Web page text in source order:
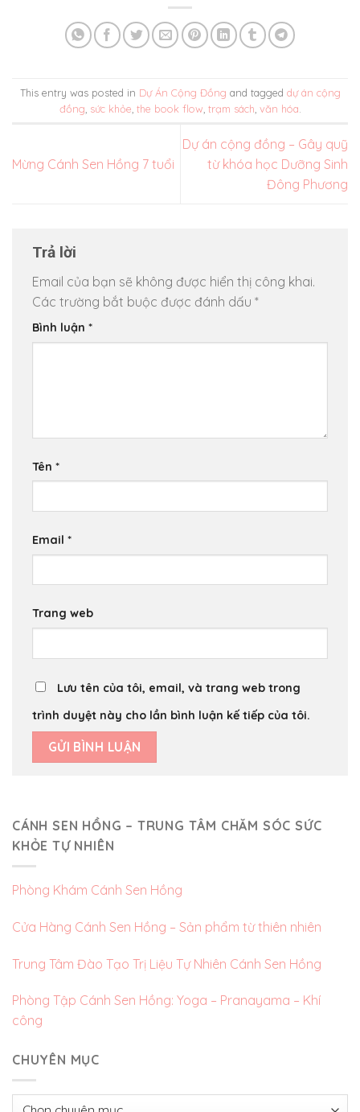
This entry was posted in Dự Án Cộng Đồng and tagged dự án cộng
đồng sức khỏe the book flow trạm sách văn hóa
Mừng Cánh Sen Hồng 7 tuổi
Dự án cộng đồng – Gây quỹ
từ khóa học Dưỡng Sinh
Đông Phương
Trả lời
Email của bạn sẽ không được hiển thị công khai.
Các trường bắt buộc được đánh dấu *
Bình luận *
Tên *
Email *
Trang web
Lưu tên của tôi, email, và trang web trong
trình duyệt này cho lần bình luận kế tiếp của tôi.
CÁNH SEN HỒNG – TRUNG TÂM CHĂM SÓC SỨC
KHỎE TỰ NHIÊN
Phòng Khám Cánh Sen Hồng
Cửa Hàng Cánh Sen Hồng – Sản phẩm từ thiên nhiên
Trung Tâm Đào Tạo Trị Liệu Tự Nhiên Cánh Sen Hồng
Phòng Tập Cánh Sen Hồng: Yoga – Pranayama – Khí
công
CHUYÊN MỤC
Chuyên